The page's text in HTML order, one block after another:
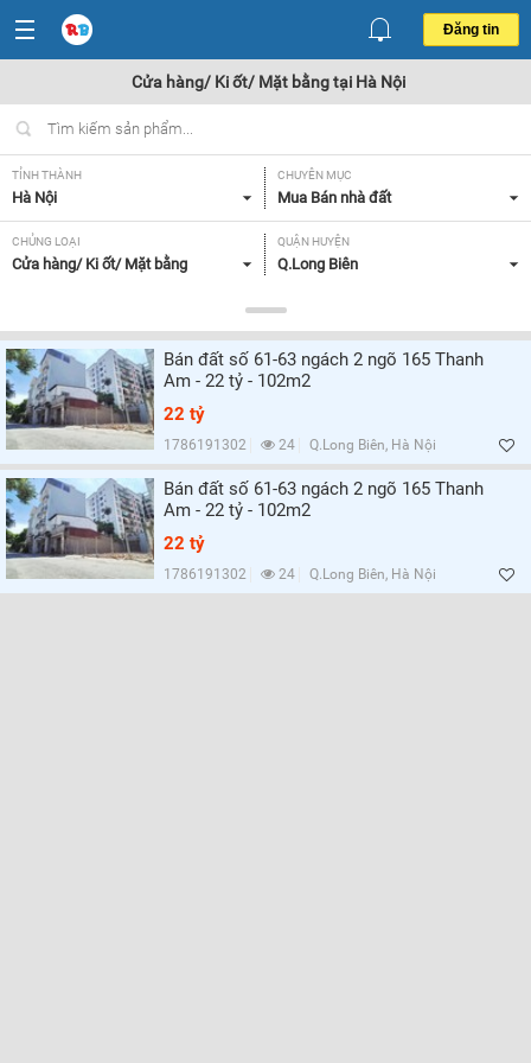
Đăng tin
Cửa hàng/ Ki ốt/ Mặt bằng tại Hà Nội
TỈNH THÀNH
Hà Nội
CHUYÊN MỤC
Mua Bán nhà đất
CHỦNG LOẠI
Cửa hàng/ Ki ốt/ Mặt bằng
QUẬN HUYỆN
Q.Long Biên
Tất cả
MỨC GIÁ
Từ 2 - 4 tỷ,
MẶT TIỀN
Tất cả
HƯỚNG
GIẤY TỜ PHÁP LÝ
Tất cả
Bán đất số 61-63 ngách 2 ngõ 165 Thanh
Am - 22 tỷ - 102m2
22 tỷ
1786191302 24 Q.Long Biên, Hà Nội
Bán đất số 61-63 ngách 2 ngõ 165 Thanh
Am - 22 tỷ - 102m2
22 tỷ
1786191302 24 Q.Long Biên, Hà Nội